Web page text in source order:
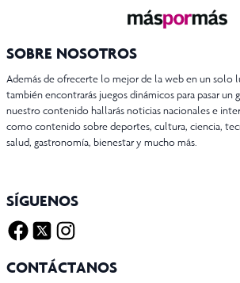
SOBRE NOSOTROS
Además de ofrecerte lo mejor de la web en un solo
también encontrarás juegos dinámicos para pasar un
nuestro contenido hallarás noticias nacionales e
como contenido sobre deportes, cultura, ciencia,
salud, gastronomía, bienestar y mucho más.
SÍGUENOS
CONTÁCTANOS